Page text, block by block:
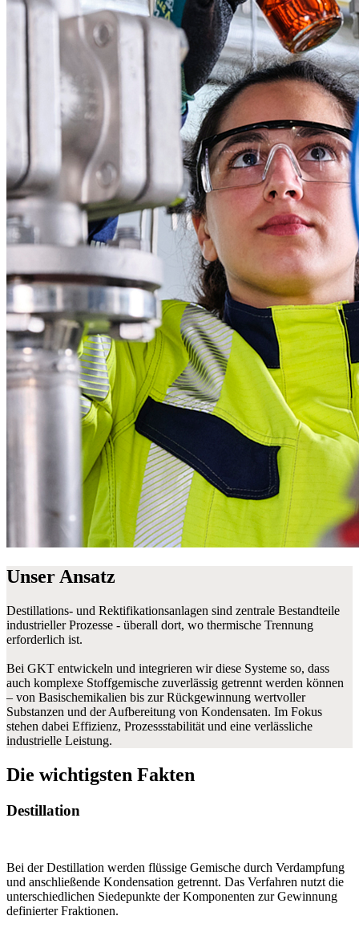
Unser Ansatz
Destillations- und Rektifikationsanlagen sind zentrale Bestandteile
industrieller Prozesse - überall dort, wo thermische Trennung
erforderlich ist.
Bei GKT entwickeln und integrieren wir diese Systeme so, dass
auch komplexe Stoffgemische zuverlässig getrennt werden können
– von Basischemikalien bis zur Rückgewinnung wertvoller
Substanzen und der Aufbereitung von Kondensaten. Im Fokus
stehen dabei Effizienz, Prozessstabilität und eine verlässliche
industrielle Leistung.
Die wichtigsten Fakten
Destillation
Bei der Destillation werden flüssige Gemische durch Verdampfung
und anschließende Kondensation getrennt. Das Verfahren nutzt die
unterschiedlichen Siedepunkte der Komponenten zur Gewinnung
definierter Fraktionen.